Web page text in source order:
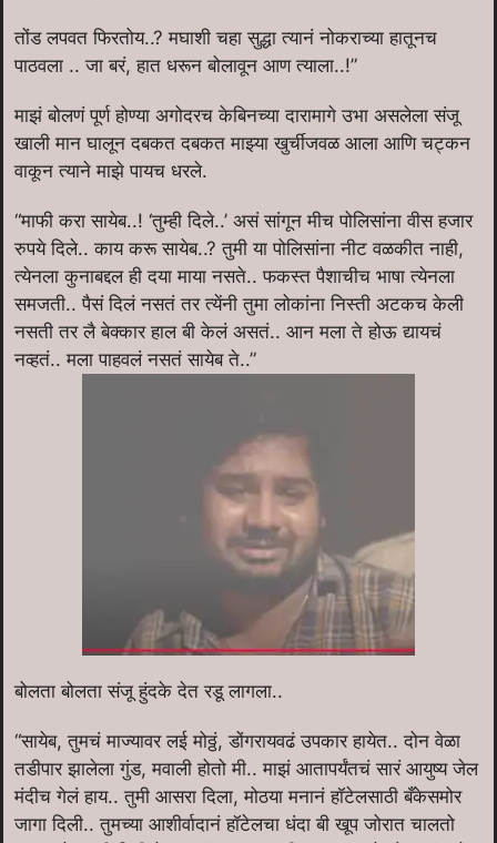
तोंड लपवत फिरतोय..? मघाशी चहा सुद्धा त्यानं नोकराच्या हातूनच
पाठवला .. जा बरं, हात धरून बोलावून आण त्याला..!”
माझं बोलणं पूर्ण होण्या अगोदरच केबिनच्या दारामागे उभा असलेला संजू
खाली मान घालून दबकत दबकत माझ्या खुर्चीजवळ आला आणि चट्कन
वाकून त्याने माझे पायच धरले.
“माफी करा सायेब..! ‘तुम्ही दिले..’ असं सांगून मीच पोलिसांना वीस हजार
रुपये दिले.. काय करू सायेब..? तुमी या पोलिसांना नीट वळकीत नाही,
त्येनला कुनाबद्दल ही दया माया नसते.. फकस्त पैशाचीच भाषा त्येनला
समजती.. पैसं दिलं नसतं तर त्येंनी तुमा लोकांना निस्ती अटकच केली
नसती तर लै बेक्कार हाल बी केलं असतं.. आन मला ते होऊ द्यायचं
नव्हतं.. मला पाहवलं नसतं सायेब ते..”
बोलता बोलता संजू हुंदके देत रडू लागला..
“सायेब, तुमचं माज्यावर लई मोठ्ठं, डोंगरायवढं उपकार हायेत.. दोन वेळा
तडीपार झालेला गुंड, मवाली होतो मी.. माझं आतापर्यंतचं सारं आयुष्य जेल
मंदीच गेलं हाय.. तुमी आसरा दिला, मोठया मनानं हॉटेलसाठी बँकेसमोर
जागा दिली.. तुमच्या आशीर्वादानं हॉटेलचा धंदा बी खूप जोरात चालतो